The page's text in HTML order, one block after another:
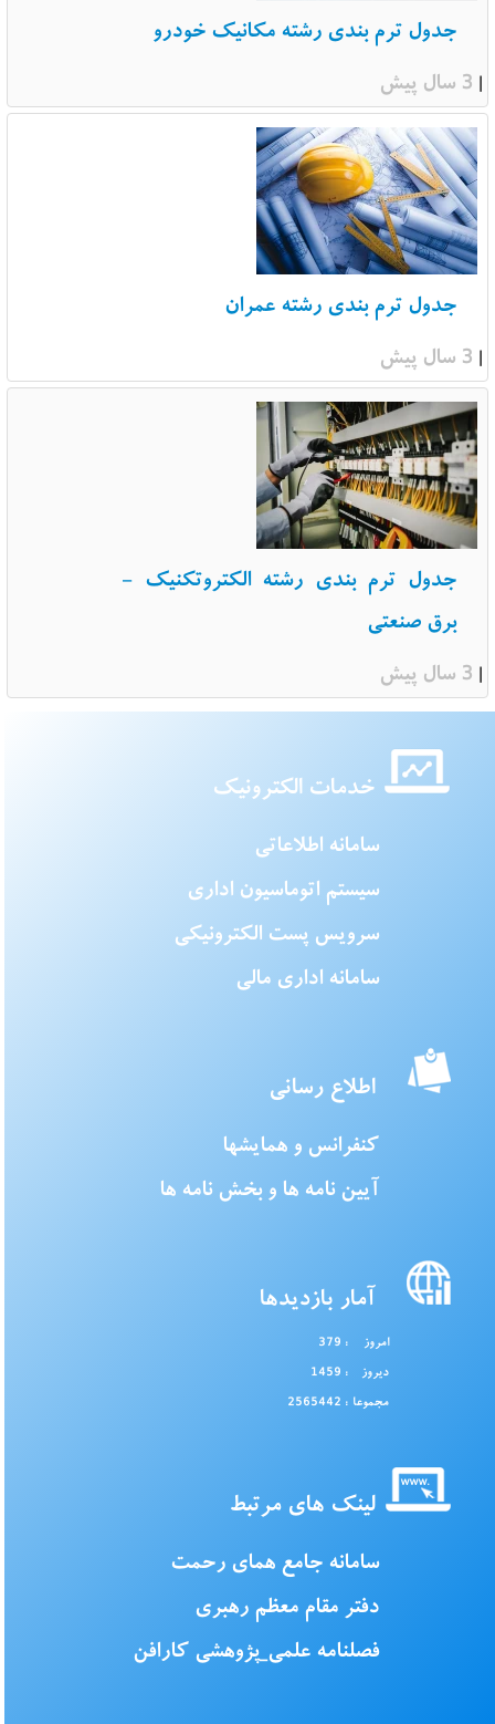
جدول ترم بندی رشته مکانیک خودرو
| 3 سال پیش
جدول ترم بندی رشته عمران
| 3 سال پیش
جدول ترم بندی رشته الکتروتکنیک -
برق صنعتی
| 3 سال پیش
خدمات الکترونیک
سامانه اطلاعاتی
سیستم اتوماسیون اداری
سرویس پست الکترونیکی
سامانه اداری مالی
اطلاع رسانی
کنفرانس و همایشها
آیین نامه ها و بخش نامه ها
آمار بازدیدها
امروز
: 379
دیروز
: 1459
مجموعا : 2565442
لینک های مرتبط
سامانه جامع همای رحمت
دفتر مقام معظم رهبری
فصلنامه علمی_پژوهشی کارافن